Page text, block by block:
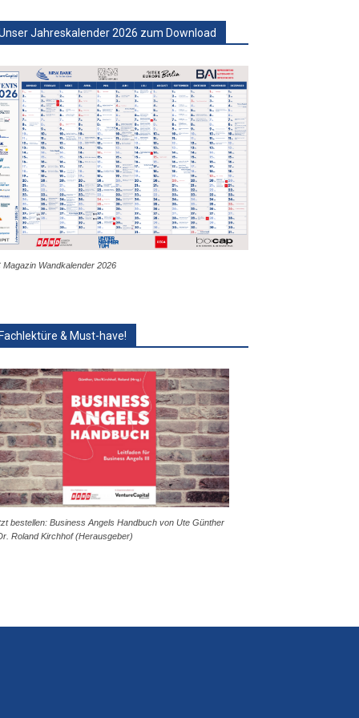
Jahreskalender 2026 zum Download
Magazin Wandkalender 2026
& Must-have!
bestellen: Business Angels Handbuch von Ute Günther
Roland Kirchhof (Herausgeber)